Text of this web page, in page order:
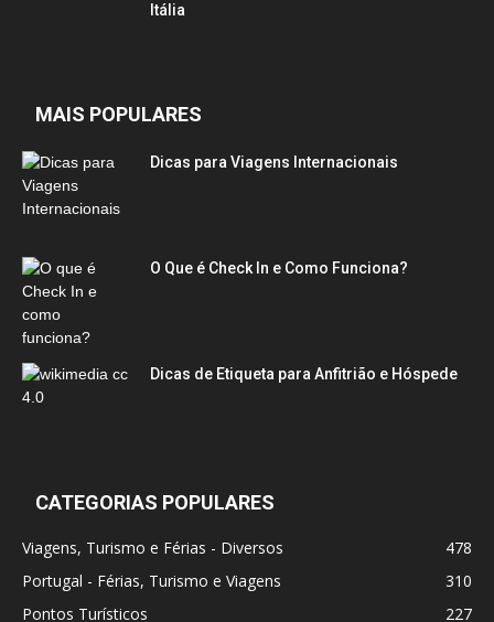
Itália
MAIS POPULARES
Dicas para Viagens Internacionais
O Que é Check In e Como Funciona?
Dicas de Etiqueta para Anfitrião e Hóspede
CATEGORIAS POPULARES
Viagens, Turismo e Férias - Diversos
478
Portugal - Férias, Turismo e Viagens
310
Pontos Turísticos
227